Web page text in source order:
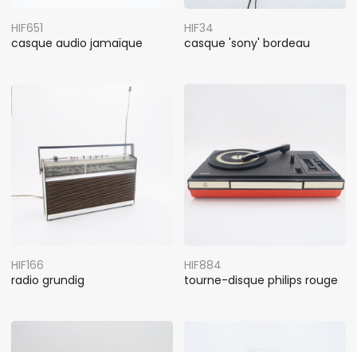
HIF651
casque audio jamaïque
HIF34
casque 'sony' bordeau
HIF166
radio grundig
HIF884
tourne-disque philips rouge